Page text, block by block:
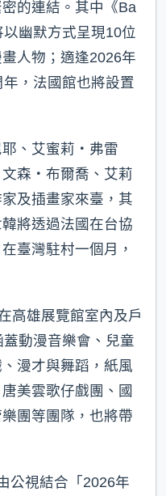
的連結。其中《Ba
幽默方式呈現10位
人物；適逢2026年
年，法國館也將設置
、艾蜜莉・弗雷
森‧布爾喬、艾莉
及插畫家來臺，其
將透過法國在台協
臺灣駐村一個月，
高雄展覽館室內及戶
動漫音樂會、兒童
漫才與舞蹈，紙風
美雲歌仔戲團、國
團等團隊，也將帶
公視結合「2026年